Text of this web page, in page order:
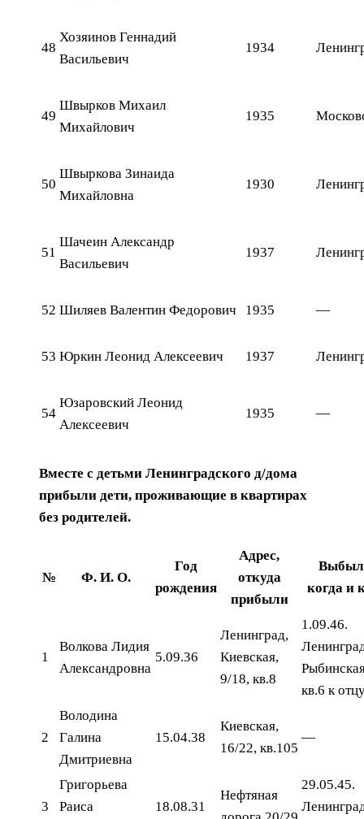
48
Хозяинов Геннадий
Васильевич
1934
49
Швырков Михаил
Михайлович
1935
50
Швыркова Зинаида
Михайловна
1930
51
Шачеин Александр
Васильевич
1937
52 Шиляев Валентин Федорович 1935 —
53 Юркин Леонид Алексеевич 1937
54
Юзаровский Леонид
Алексеевич
1935 —
Вместе с детьми Ленинградского д/дома
прибыли дети, проживающие в квартирах
без родителей.
№ Ф. И. О.
Год
рождения
Адрес,
откуда
прибыли
когда и
1
Волкова Лидия
Александровна
5.09.36
Ленинград,
Киевская,
9/18, кв.8
1.09.46.
кв.6 к
2
Володина
Галина
Дмитриевна
15.04.38
Киевская,
16/22, кв.105
—
3
Григорьева
Раиса
18.08.31
Нефтяная
29.05.45.